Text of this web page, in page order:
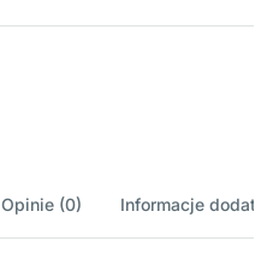
Opinie (0) Informacje